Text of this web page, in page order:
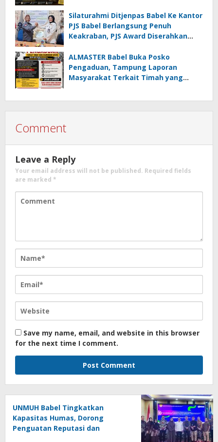
Silaturahmi Ditjenpas Babel Ke Kantor
PJS Babel Berlangsung Penuh
Keakraban, PJS Award Diserahkan
ALMASTER Babel Buka Posko
Pengaduan, Tampung Laporan
Masyarakat Terkait Timah yang
Comment
Leave a Reply
Your email address will not be published. Required fields
are marked *
Save my name, email, and website in this browser
for the next time I comment.
UNMUH Babel Tingkatkan
Kapasitas Humas, Dorong
Penguatan Reputasi dan